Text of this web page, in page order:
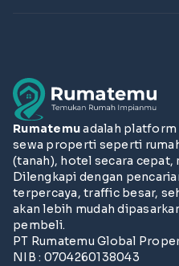
Rumatemuadalah platform
sewa properti seperti
(tanah), hotel secara cepat,
Dilengkapi dengan
terpercaya, traffic besar,
akan lebih mudah
pembeli.
PT Rumatemu Global
NIB : 0704260138043